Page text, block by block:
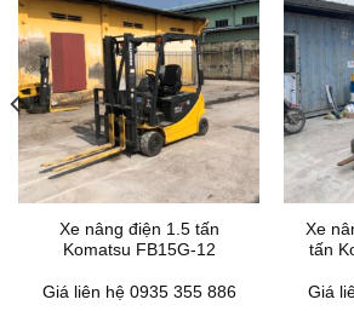
Xe nâng điện 1.5 tấn
Komatsu FB15G-12
Giá liên hệ 0935 355 886
Xe
tấn
Giá